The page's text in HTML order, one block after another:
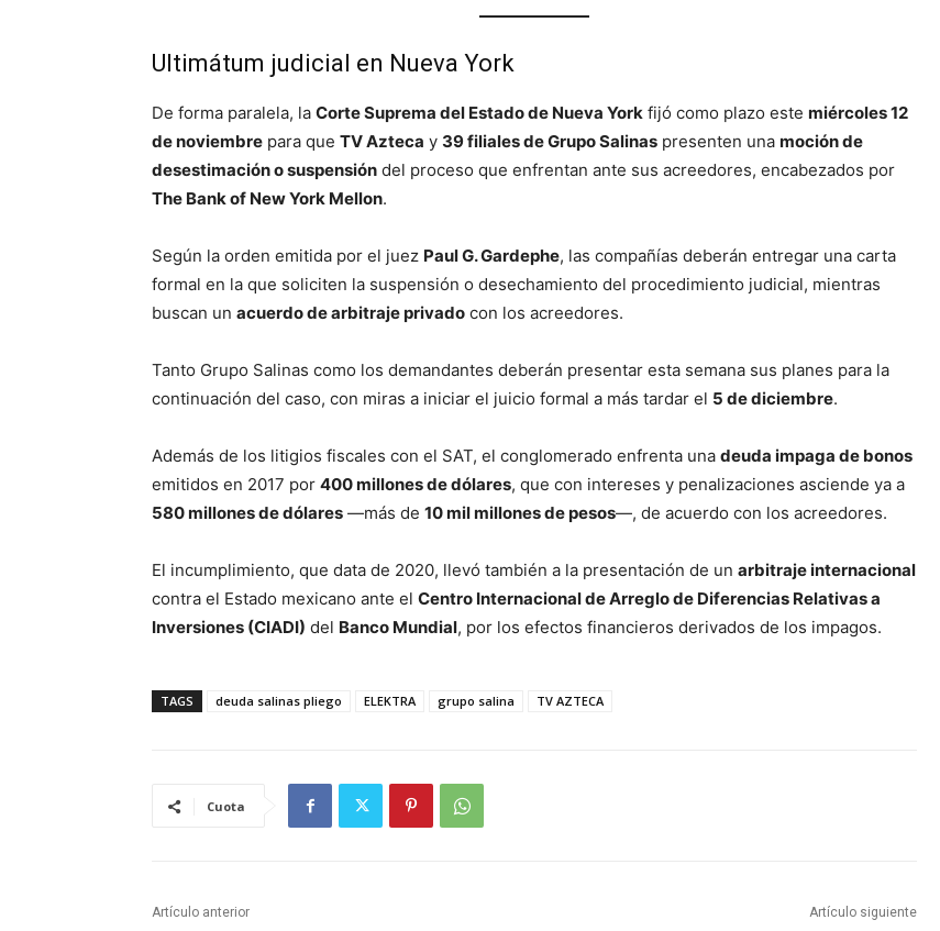
Ultimátum judicial en Nueva York
De forma paralela, la Corte Suprema del Estado de Nueva York fijó como plazo este miércoles 12
de noviembre para que TV Azteca y 39 filiales de Grupo Salinas presenten una moción de
desestimación o suspensión del proceso que enfrentan ante sus acreedores, encabezados por
The Bank of New York Mellon.
Según la orden emitida por el juez Paul G. Gardephe, las compañías deberán entregar una carta
formal en la que soliciten la suspensión o desechamiento del procedimiento judicial, mientras
buscan un acuerdo de arbitraje privado con los acreedores.
Tanto Grupo Salinas como los demandantes deberán presentar esta semana sus planes para la
continuación del caso, con miras a iniciar el juicio formal a más tardar el 5 de diciembre.
Además de los litigios fiscales con el SAT, el conglomerado enfrenta una deuda impaga de bonos
emitidos en 2017 por 400 millones de dólares, que con intereses y penalizaciones asciende ya a
580 millones de dólares —más de 10 mil millones de pesos—, de acuerdo con los acreedores.
El incumplimiento, que data de 2020, llevó también a la presentación de un arbitraje internacional
contra el Estado mexicano ante el Centro Internacional de Arreglo de Diferencias Relativas a
Inversiones (CIADI) del Banco Mundial, por los efectos financieros derivados de los impagos.
TAGS deuda salinas pliego ELEKTRA grupo salina TV AZTECA
Cuota
Artículo anterior Artículo siguiente